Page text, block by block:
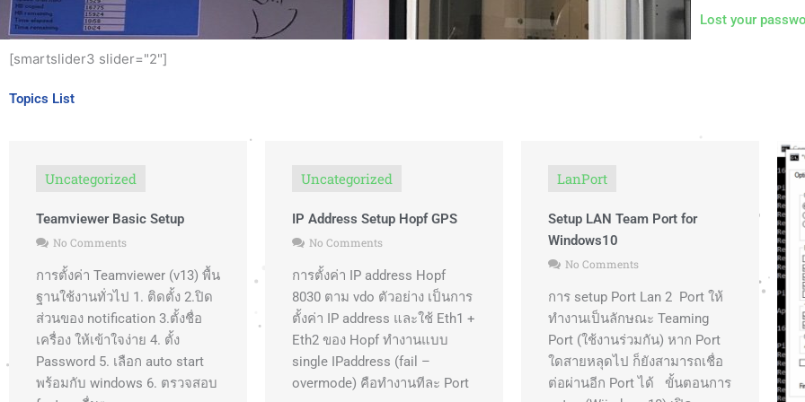
Lost your
[smartslider3 slider="2"]
Topics List
Uncategorized
Teamviewer Basic Setup
No Comments
การตั้งค่า Teamviewer (v13) พื้น
ฐานใช้งานทั่วไป 1. ติดตั้ง 2.ปิด
ส่วนของ notification 3.ตั้งชื่อ
เครื่อง ให้เข้าใจง่าย 4. ตั้ง
Password 5. เลือก auto start
พร้อมกับ windows 6. ตรวจสอบ
Uncategorized
IP Address Setup Hopf GPS
No Comments
การตั้งค่า IP address Hopf
8030 ตาม vdo ตัวอย่าง เป็นการ
ตั้งค่า IP address และใช้ Eth1 +
Eth2 ของ Hopf ทำงานแบบ
single IPaddress (fail –
overmode) คือทำงานทีละ Port
LanPort
Setup LAN Team Port for
Windows10
No Comments
การ setup Port Lan 2 Port ให้
ทำงานเป็นลักษณะ Teaming
Port (ใช้งานร่วมกัน) หาก Port
ใดสายหลุดไป ก็ยังสามารถเชื่อ
ต่อผ่านอีก Port ได้ ขั้นตอนการ